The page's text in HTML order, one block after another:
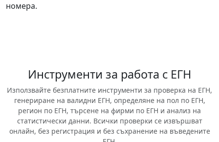
номера.
Инструменти за работа с ЕГН
Използвайте безплатните инструменти за проверка на ЕГН,
генериране на валидни ЕГН, определяне на пол по ЕГН,
регион по ЕГН, търсене на фирми по ЕГН и анализ на
статистически данни. Всички проверки се извършват
онлайн, без регистрация и без съхранение на въведените